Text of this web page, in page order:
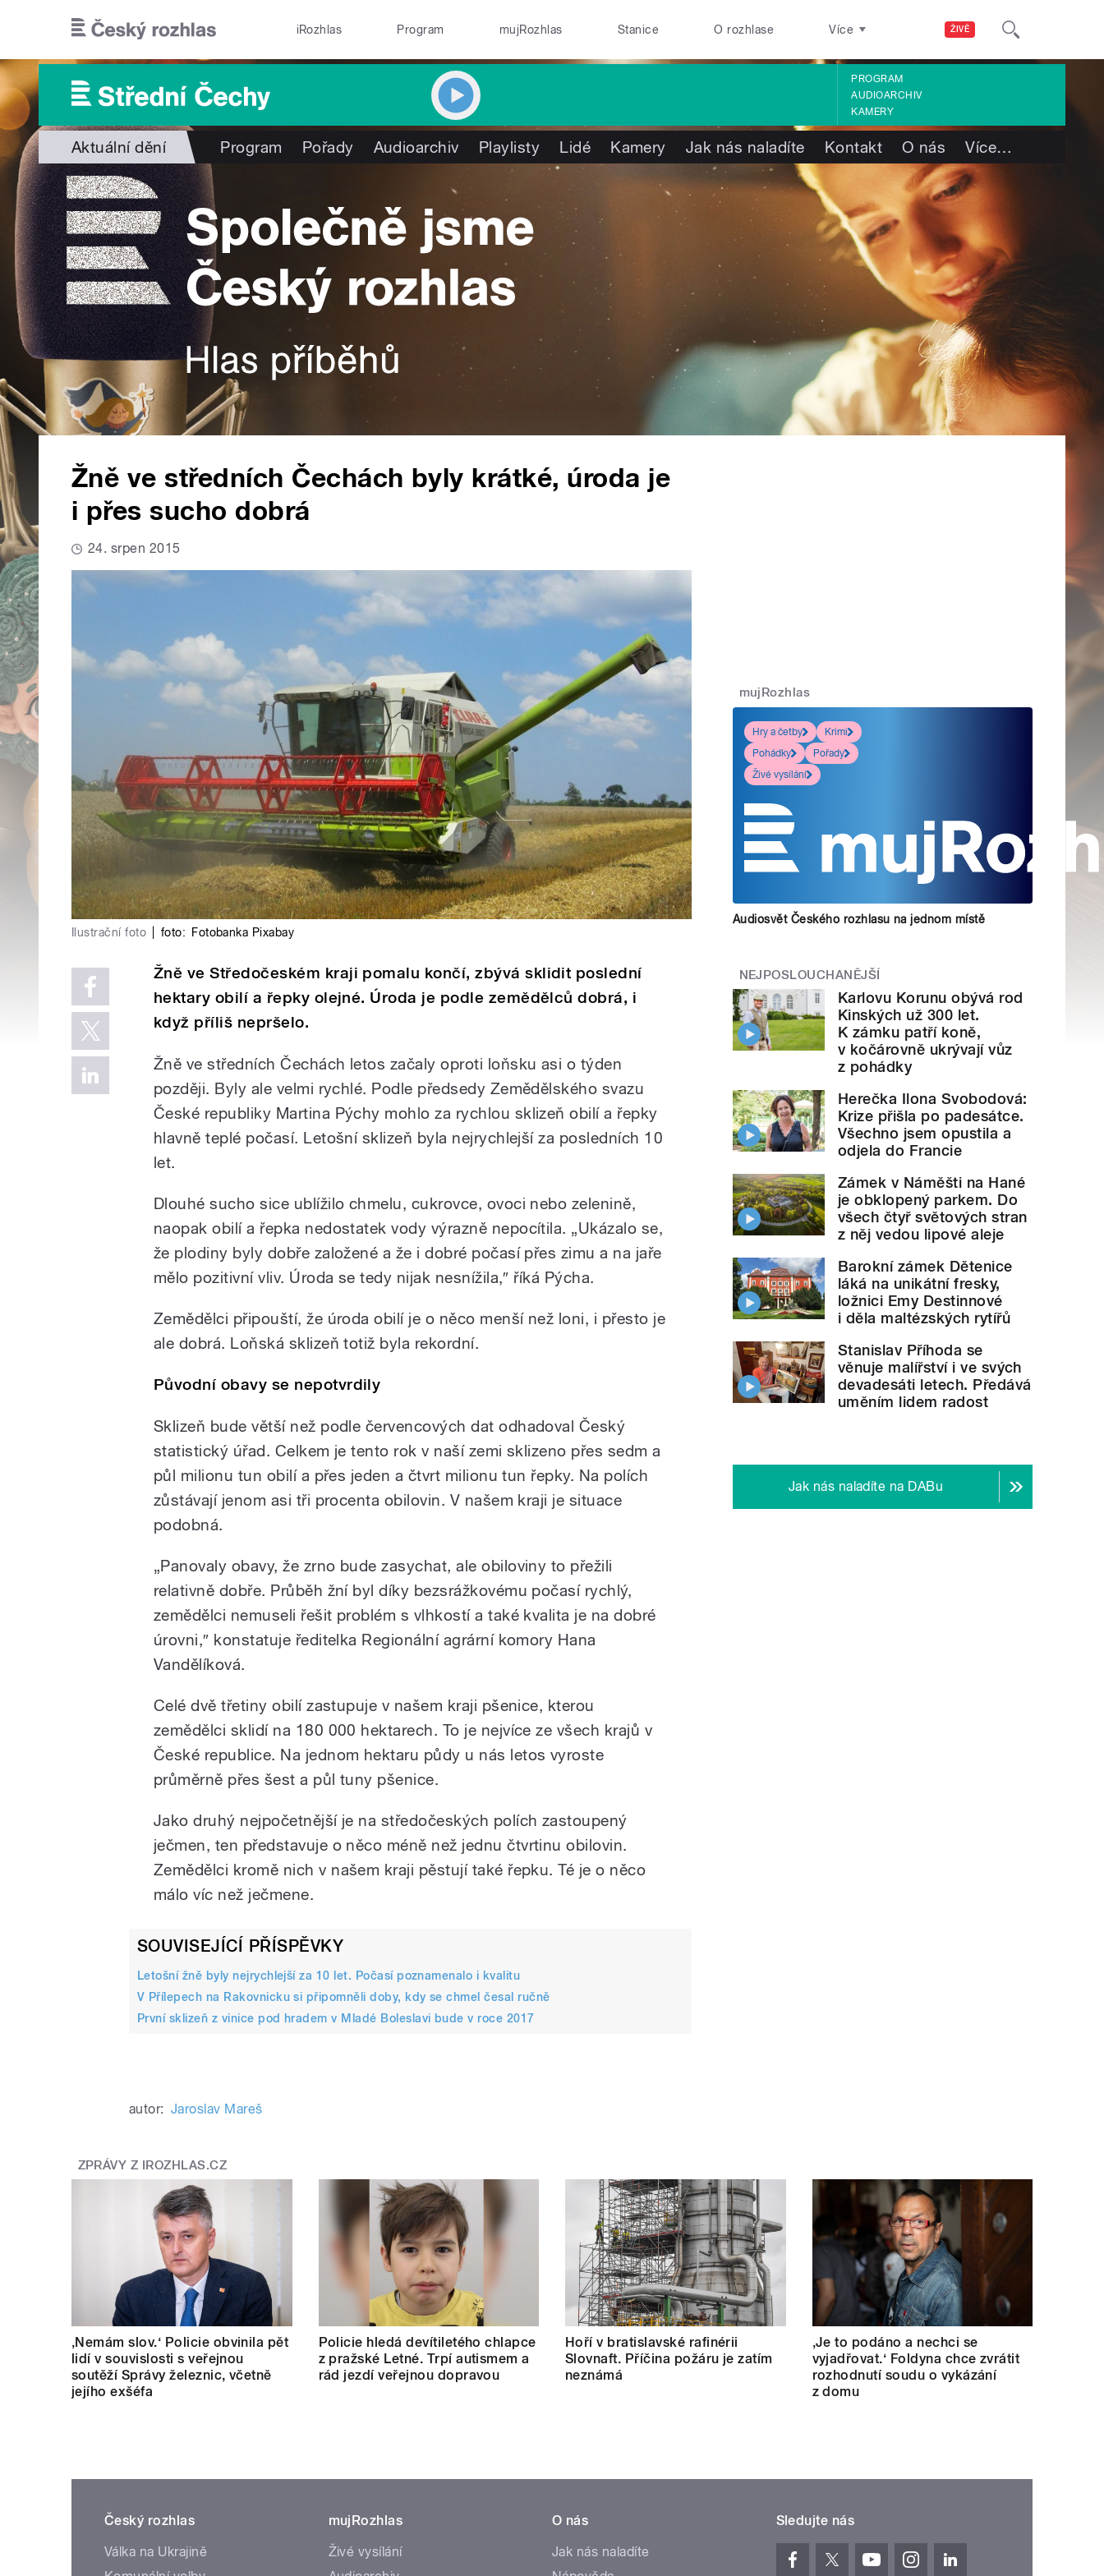
ŽIVĚ
iRozhlas Program mujRozhlas Stanice O rozhlase Více
PROGRAM
AUDIOARCHIV
KAMERY
Aktuální dění Program Pořady Audioarchiv Playlisty Lidé Kamery Jak nás naladíte Kontakt O nás Více…
Žně ve středních Čechách byly krátké, úroda je
i přes sucho dobrá
24. srpen 2015
Ilustrační foto foto: Fotobanka Pixabay
Žně ve Středočeském kraji pomalu končí, zbývá sklidit poslední
hektary obilí a řepky olejné. Úroda je podle zemědělců dobrá, i
když příliš nepršelo.
Žně ve středních Čechách letos začaly oproti loňsku asi o týden
později. Byly ale velmi rychlé. Podle předsedy Zemědělského svazu
České republiky Martina Pýchy mohlo za rychlou sklizeň obilí a řepky
hlavně teplé počasí. Letošní sklizeň byla nejrychlejší za posledních 10
let.
Dlouhé sucho sice ublížilo chmelu, cukrovce, ovoci nebo zelenině,
naopak obilí a řepka nedostatek vody výrazně nepocítila. „Ukázalo se,
že plodiny byly dobře založené a že i dobré počasí přes zimu a na jaře
mělo pozitivní vliv. Úroda se tedy nijak nesnížila,″ říká Pýcha.
Zemědělci připouští, že úroda obilí je o něco menší než loni, i přesto je
ale dobrá. Loňská sklizeň totiž byla rekordní.
Původní obavy se nepotvrdily
Sklizeň bude větší než podle červencových dat odhadoval Český
statistický úřad. Celkem je tento rok v naší zemi sklizeno přes sedm a
půl milionu tun obilí a přes jeden a čtvrt milionu tun řepky. Na polích
zůstávají jenom asi tři procenta obilovin. V našem kraji je situace
podobná.
„Panovaly obavy, že zrno bude zasychat, ale obiloviny to přežili
relativně dobře. Průběh žní byl díky bezsrážkovému počasí rychlý,
zemědělci nemuseli řešit problém s vlhkostí a také kvalita je na dobré
úrovni,″ konstatuje ředitelka Regionální agrární komory Hana
Vandělíková.
Celé dvě třetiny obilí zastupuje v našem kraji pšenice, kterou
zemědělci sklidí na 180 000 hektarech. To je nejvíce ze všech krajů v
České republice. Na jednom hektaru půdy u nás letos vyroste
průměrně přes šest a půl tuny pšenice.
Jako druhý nejpočetnější je na středočeských polích zastoupený
ječmen, ten představuje o něco méně než jednu čtvrtinu obilovin.
Zemědělci kromě nich v našem kraji pěstují také řepku. Té je o něco
málo víc než ječmene.
SOUVISEJÍCÍ PŘÍSPĚVKY
Letošní žně byly nejrychlejší za 10 let. Počasí poznamenalo i kvalitu
V Přílepech na Rakovnicku si připomněli doby, kdy se chmel česal ručně
První sklizeň z vinice pod hradem v Mladé Boleslavi bude v roce 2017
autor: Jaroslav Mareš
mujRozhlas
Hry a četby
Krimi
Pohádky
Pořady
Živé vysílání
Audiosvět Českého rozhlasu na jednom místě
NEJPOSLOUCHANĚJŠÍ
Karlovu Korunu obývá rod
Kinských už 300 let.
K zámku patří koně,
v kočárovně ukrývají vůz
z pohádky
Herečka Ilona Svobodová:
Krize přišla po padesátce.
Všechno jsem opustila a
odjela do Francie
Zámek v Náměšti na Hané
je obklopený parkem. Do
všech čtyř světových stran
z něj vedou lipové aleje
Barokní zámek Dětenice
láká na unikátní fresky,
ložnici Emy Destinnové
i děla maltézských rytířů
Stanislav Příhoda se
věnuje malířství i ve svých
devadesáti letech. Předává
uměním lidem radost
Jak nás naladíte na DABu
ZPRÁVY Z IROZHLAS.CZ
‚Nemám slov.‘ Policie obvinila pět
lidí v souvislosti s veřejnou
soutěží Správy železnic, včetně
jejího exšéfa
Policie hledá devítiletého chlapce
z pražské Letné. Trpí autismem a
rád jezdí veřejnou dopravou
Hoří v bratislavské rafinérii
Slovnaft. Příčina požáru je zatím
neznámá
‚Je to podáno a nechci se
vyjadřovat.‘ Foldyna chce zvrátit
rozhodnutí soudu o vykázání
z domu
Český rozhlas
Válka na Ukrajině
mujRozhlas
Živé vysílání
O nás
Jak nás naladíte
Sledujte nás